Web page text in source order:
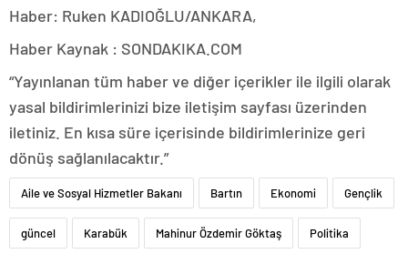
Haber: Ruken KADIOĞLU/ANKARA,
Haber Kaynak : SONDAKIKA.COM
“Yayınlanan tüm haber ve diğer içerikler ile ilgili olarak
yasal bildirimlerinizi bize iletişim sayfası üzerinden
iletiniz. En kısa süre içerisinde bildirimlerinize geri
dönüş sağlanılacaktır.”
Aile ve Sosyal Hizmetler Bakanı Bartın Ekonomi Gençlik
güncel Karabük Mahinur Özdemir Göktaş Politika